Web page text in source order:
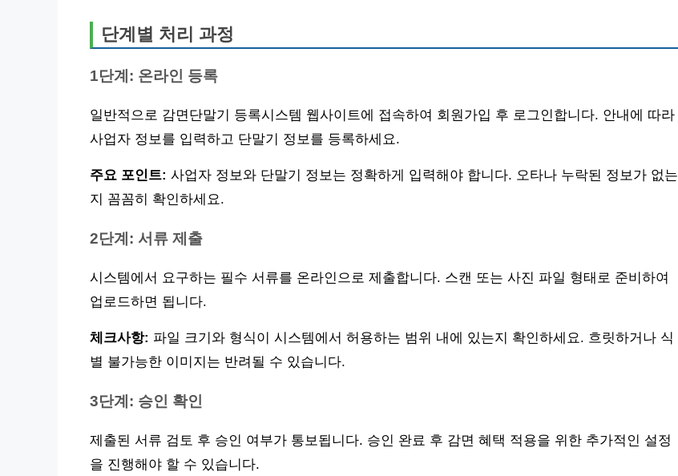
단계별 처리 과정
1단계: 온라인 등록
일반적으로 감면단말기 등록시스템 웹사이트에 접속하여 회원가입 후 로그인합니다. 안내에 따라
사업자 정보를 입력하고 단말기 정보를 등록하세요.
주요 포인트: 사업자 정보와 단말기 정보는 정확하게 입력해야 합니다. 오타나 누락된 정보가 없는
지 꼼꼼히 확인하세요.
2단계: 서류 제출
시스템에서 요구하는 필수 서류를 온라인으로 제출합니다. 스캔 또는 사진 파일 형태로 준비하여
업로드하면 됩니다.
체크사항: 파일 크기와 형식이 시스템에서 허용하는 범위 내에 있는지 확인하세요. 흐릿하거나 식
별 불가능한 이미지는 반려될 수 있습니다.
3단계: 승인 확인
제출된 서류 검토 후 승인 여부가 통보됩니다. 승인 완료 후 감면 혜택 적용을 위한 추가적인 설정
을 진행해야 할 수 있습니다.